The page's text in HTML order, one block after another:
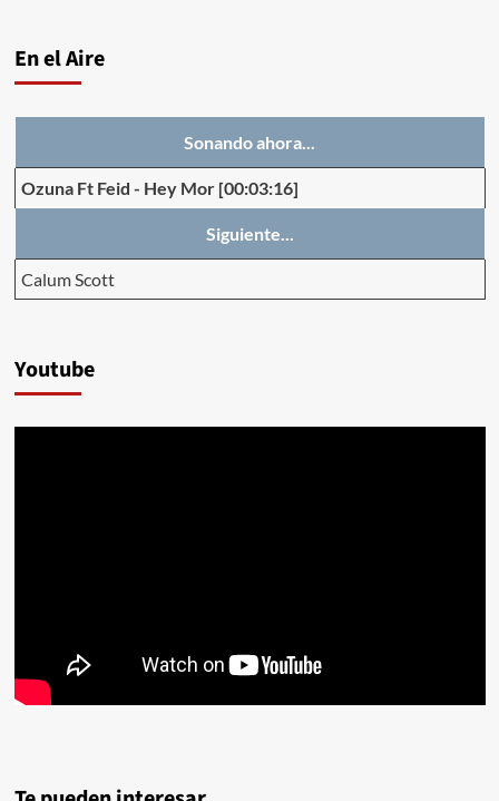
En el Aire
Sonando ahora...
Ozuna Ft Feid - Hey Mor [00:03:16]
Siguiente...
Calum Scott
Youtube